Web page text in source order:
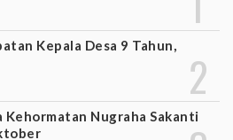
Kepala Desa 9 Tahun,
Kehormatan Nugraha Sakanti